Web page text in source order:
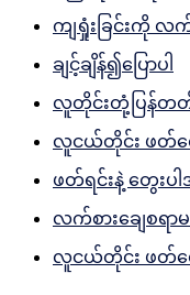
ကျရှုံးခြင်းကို လက်
ချင့်ချိန်၍ပြောပါ
လူတိုင်းတုံ့ပြန်
လူငယ်တိုင်း ဖတ်စ
ဖတ်ရင်းနဲ့ တွေးပ
လက်စားချေစရ
လူငယ်တိုင်း ဖတ်စ